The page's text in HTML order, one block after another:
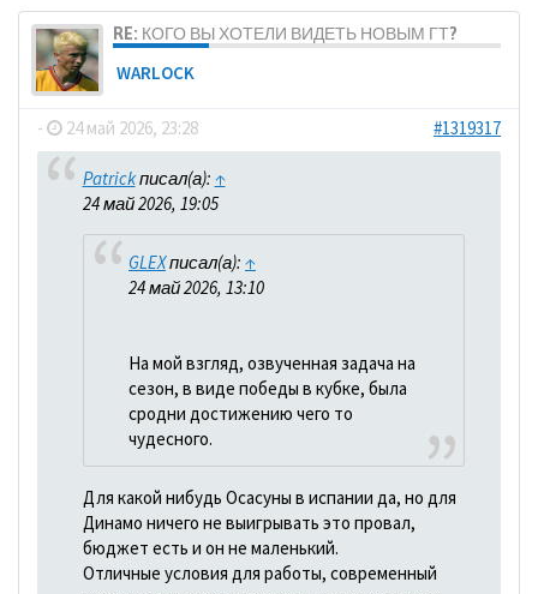
RE: КОГО ВЫ ХОТЕЛИ ВИДЕТЬ НОВЫМ ГТ?
WARLOCK
- 24 май 2026, 23:28 #1319317
Patrickписал(а): ↑
24 май 2026, 19:05
GLEXписал(а): ↑
24 май 2026, 13:10
На мой взгляд, озвученная задача на
сезон, в виде победы в кубке, была
сродни достижению чего то
чудесного.
Для какой нибудь Осасуны в испании да, но для
Динамо ничего не выигрывать это провал,
бюджет есть и он не маленький.
Отличные условия для работы, современный